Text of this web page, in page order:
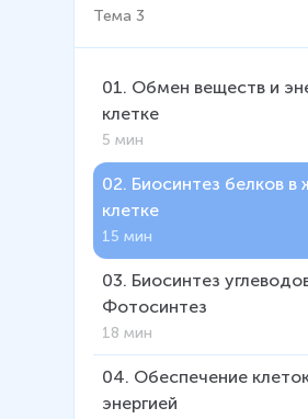
Тема 3
01. Обмен веществ и
клетке
5 мин
02. Биосинтез белков в
клетке
15 мин
03. Биосинтез
Фотосинтез
18 мин
04. Обеспечение
энергией